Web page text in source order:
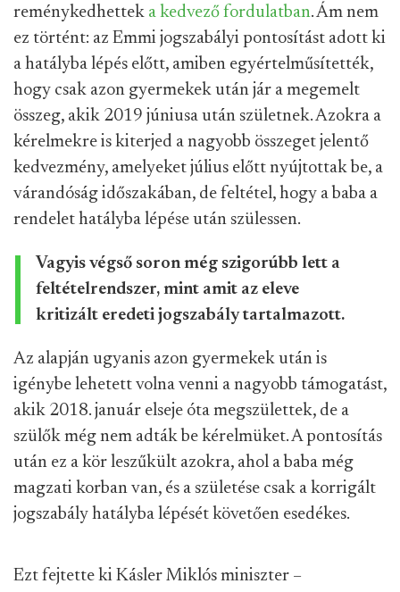
reménykedhettek a kedvező fordulatban. Ám nem
ez történt: az Emmi jogszabályi pontosítást adott ki
a hatályba lépés előtt, amiben egyértelműsítették,
hogy csak azon gyermekek után jár a megemelt
összeg, akik 2019 júniusa után születnek. Azokra a
kérelmekre is kiterjed a nagyobb összeget jelentő
kedvezmény, amelyeket július előtt nyújtottak be, a
várandóság időszakában, de feltétel, hogy a baba a
rendelet hatályba lépése után szülessen.
Vagyis végső soron még szigorúbb lett a
feltételrendszer, mint amit az eleve
kritizált eredeti jogszabály tartalmazott.
Az alapján ugyanis azon gyermekek után is
igénybe lehetett volna venni a nagyobb támogatást,
akik 2018. január elseje óta megszülettek, de a
szülők még nem adták be kérelmüket. A pontosítás
után ez a kör leszűkült azokra, ahol a baba még
magzati korban van, és a születése csak a korrigált
jogszabály hatályba lépését követően esedékes.
Ezt fejtette ki Kásler Miklós miniszter –